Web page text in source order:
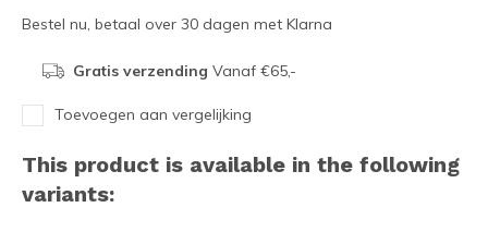
Bestel nu, betaal over 30 dagen met Klarna
Gratis verzending Vanaf €65,-
Toevoegen aan vergelijking
This product is available in the following
variants: